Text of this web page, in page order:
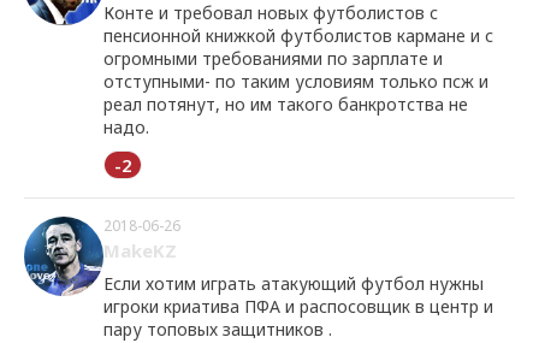
Конте и требовал новых футболистов с
пенсионной книжкой футболистов кармане и с
огромными требованиями по зарплате и
отступными- по таким условиям только псж и
реал потянут, но им такого банкротства не
надо.
-2
2018-06-26
MakeKZ
Если хотим играть атакующий футбол нужны
игроки криатива ПФА и распосовщик в центр и
пару топовых защитников .